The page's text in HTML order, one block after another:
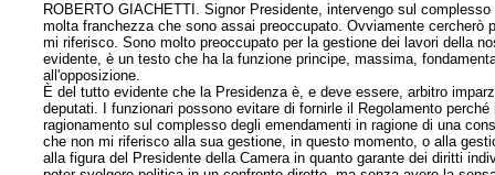
ROBERTO GIACHETTI. Signor Presidente, intervengo sul
molta franchezza che sono assai preoccupato. Ovviamente
mi riferisco. Sono molto preoccupato per la gestione dei lavori della
evidente, è un testo che ha la funzione principe, massima,
all'opposizione.
È del tutto evidente che la Presidenza è, e deve essere, arbitro
deputati. I funzionari possono evitare di fornirle il Regolamento
ragionamento sul complesso degli emendamenti in ragione di una
che non mi riferisco alla sua gestione, in questo momento, o alla
alla figura del Presidente della Camera in quanto garante dei diritti